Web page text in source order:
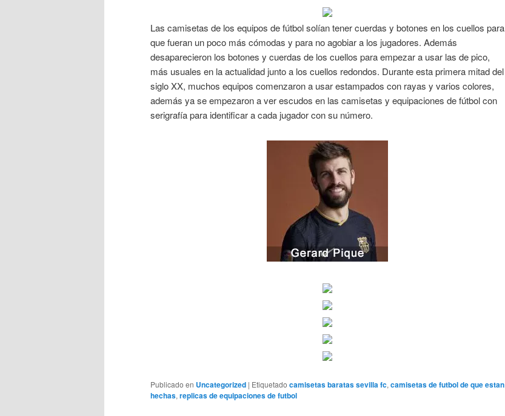
Las camisetas de los equipos de fútbol solían tener cuerdas y botones en los cuellos para
que fueran un poco más cómodas y para no agobiar a los jugadores. Además
desaparecieron los botones y cuerdas de los cuellos para empezar a usar las de pico,
más usuales en la actualidad junto a los cuellos redondos. Durante esta primera mitad del
siglo XX, muchos equipos comenzaron a usar estampados con rayas y varios colores,
además ya se empezaron a ver escudos en las camisetas y equipaciones de fútbol con
serigrafía para identificar a cada jugador con su número.
Publicado en Uncategorized | Etiquetado camisetas baratas sevilla fc, camisetas de futbol de que estan
hechas, replicas de equipaciones de futbol